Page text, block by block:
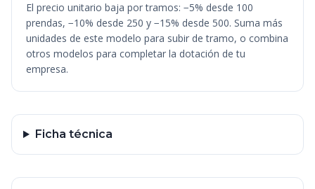
El precio unitario baja por tramos: −5% desde 100
prendas, −10% desde 250 y −15% desde 500. Suma más
unidades de este modelo para subir de tramo, o combina
otros modelos para completar la dotación de tu
empresa.
Ficha técnica